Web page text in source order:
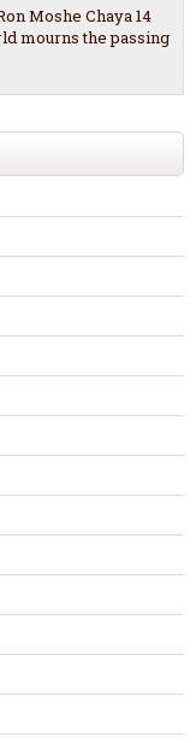
Moshe Chaya 14
mourns the passing